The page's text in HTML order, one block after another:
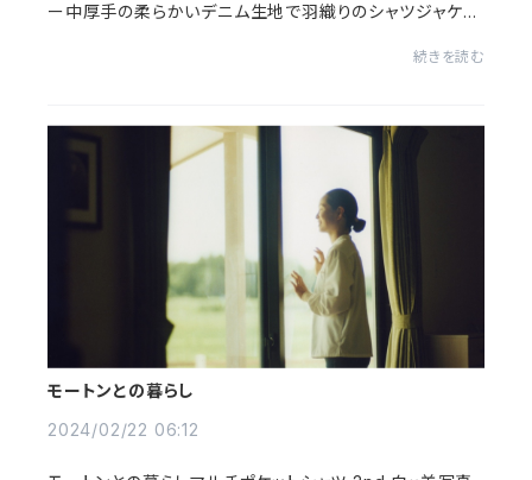
ー中厚手の柔らかいデニム生地で羽織りのシャツジャケッ
トを作りました。着込めば着込むほど身体に馴染んで、経
続きを読む
モートンとの暮らし
2024/02/22 06:12